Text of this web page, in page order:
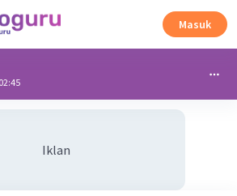
Masuk
Iklan